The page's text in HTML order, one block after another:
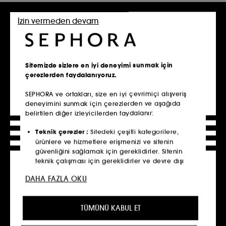
İade
14 gün içinde iade
Keşfet
SERVISLER, HIZMET VE KOŞULLAR
Yepoda Ürün Çeşitleri
Yepoda, cilt bakımında doğallığı öne çıkardığı yenilikçi
ürünleriyle güzellik rutinlerini yeniden şekillendiriyor!
Cildinizin ihtiyacına yönelik özel formüllerle geliştirilen
içerik prensibiyle üretilen bu ürünler, ciltte hassasiyet
yaratmadan etkili sonuçlar vadediyor. Siz de arzuladığınız
Sitemizde sizlere en iyi deneyimi sunmak için
çerezlerden faydalanıyoruz.​
SEPHORA ve ortakları, size en iyi çevrimiçi alışveriş
deneyimini sunmak için çerezlerden ve aşağıda
belirtilen diğer izleyicilerden faydalanır:​
Teknik çerezler : Sitedeki çeşitli kategorilere,
ürünlere ve hizmetlere erişmenizi ve sitenin
güvenliğini sağlamak için gereklidirler. Sitenin
teknik çalışması için gereklidirler ve devre dışı
kişiselleştirilmiş bir deneyimin yanı sıra profilinize
özel promosyon teklifleri sunmamıza yardımcı
TÜMÜNÜ KABUL ET
İzin vermeden devam
DAHA FAZLA OKU